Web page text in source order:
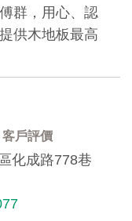
群，用心、認
供木地板最高
客戶評價
化成路778巷